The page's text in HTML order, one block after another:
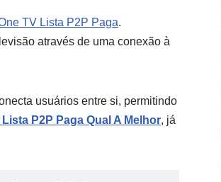
TV Lista P2P Paga.
através de uma conexão à
usuários entre si, permitindo
Lista P2P Paga Qual A Melhor, já